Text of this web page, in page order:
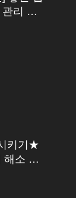
리 매
키기★
해소 시